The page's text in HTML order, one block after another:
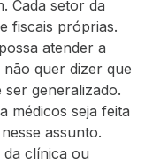
Cada setor da
fiscais próprias.
atender a
quer dizer que
generalizado.
médicos seja feita
assunto.
clínica ou